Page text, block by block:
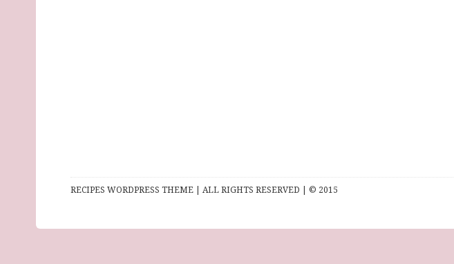
RECIPES WORDPRESS THEME | ALL RIGHTS RESERVED | © 2015